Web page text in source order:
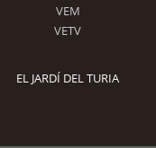
VEM
VETV
EL JARDÍ DEL TURIA